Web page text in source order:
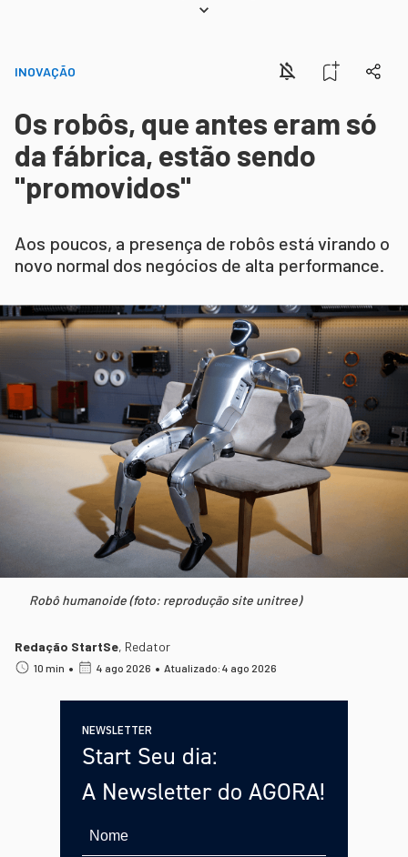
INOVAÇÃO
Os robôs, que antes eram só
da fábrica, estão sendo
"promovidos"
Aos poucos, a presença de robôs está virando o
novo normal dos negócios de alta performance.
Robô humanoide (foto: reprodução site unitree)
Redação StartSe, Redator
10 min • 4 ago 2026 • Atualizado: 4 ago 2026
NEWSLETTER
Start Seu dia:
A Newsletter do AGORA!